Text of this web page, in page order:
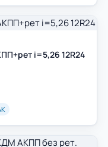
i=5,26 12R24